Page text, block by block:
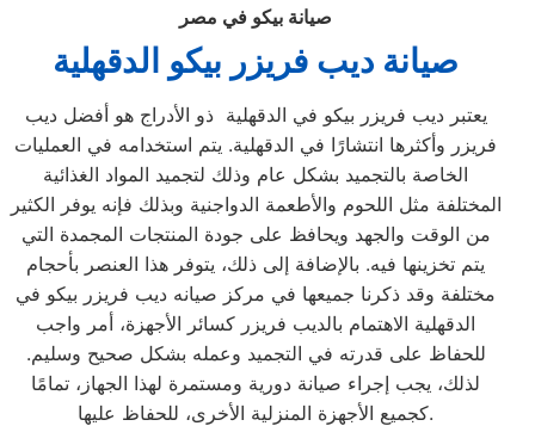
صيانة بيكو في مصر
صيانة ديب فريزر بيكو الدقهلية
يعتبر ديب فريزر بيكو في الدقهلية ذو الأدراج هو أفضل ديب
فريزر وأكثرها انتشارًا في الدقهلية. يتم استخدامه في العمليات
الخاصة بالتجميد بشكل عام وذلك لتجميد المواد الغذائية
المختلفة مثل اللحوم والأطعمة الدواجنية وبذلك فإنه يوفر الكثير
من الوقت والجهد ويحافظ على جودة المنتجات المجمدة التي
يتم تخزينها فيه. بالإضافة إلى ذلك، يتوفر هذا العنصر بأحجام
مختلفة وقد ذكرنا جميعها في مركز صيانه ديب فريزر بيكو في
الدقهلية الاهتمام بالديب فريزر كسائر الأجهزة، أمر واجب
للحفاظ على قدرته في التجميد وعمله بشكل صحيح وسليم.
لذلك، يجب إجراء صيانة دورية ومستمرة لهذا الجهاز، تمامًا
كجميع الأجهزة المنزلية الأخرى، للحفاظ عليها.